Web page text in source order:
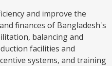
and improve the
finances of Bangladesh's
balancing and
facilities and
systems, and training